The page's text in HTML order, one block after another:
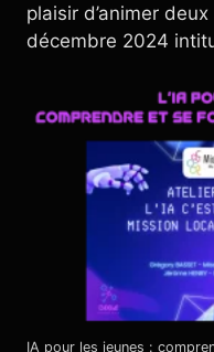
plaisir d’animer
décembre 2024
IA pour les jeunes :